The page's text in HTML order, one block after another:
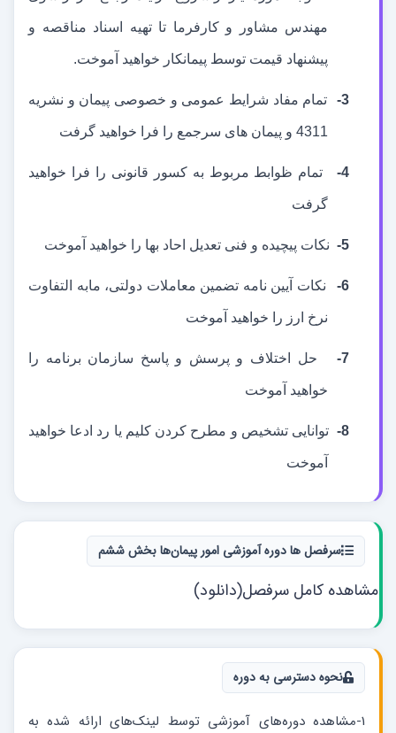
مهندس مشاور و کارفرما تا تهیه اسناد مناقصه و
پیشنهاد قیمت توسط پیمانکار خواهید آموخت.
تمام مفاد شرایط عمومی و خصوصی پیمان و نشریه
4311 و پیمان های سرجمع را فرا خواهید گرفت
تمام ظوابط مربوط به کسور قانونی را فرا خواهید
گرفت
نکات پیچیده و فنی تعدیل احاد بها را خواهید آموخت
نکات آیین نامه تضمین معاملات دولتی، مابه التفاوت
نرخ ارز را خواهید آموخت
حل اختلاف و پرسش و پاسخ سازمان برنامه را
خواهید آموخت
توانایی تشخیص و مطرح کردن کلیم یا رد ادعا خواهید
آموخت
سرفصل ها دوره آموزشی امور پیمان‌ها بخش ششم
مشاهده کامل سرفصل(دانلود)
نحوه دسترسی به دوره
1-مشاهده دوره‌های آموزشی توسط لینک‌های ارائه شده به